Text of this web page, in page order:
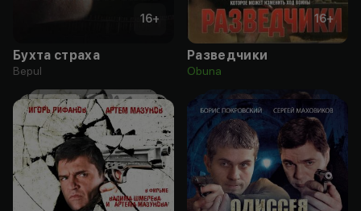
16+
Бухта страха
Bepul
16+
Разведчики
Obuna